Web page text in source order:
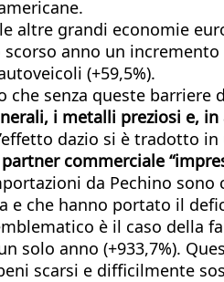
altre grandi economie
scorso anno un
(+59,5%).
senza queste barriere
i metalli preziosi e,
dazio si è tradotto
commerciale
da Pechino sono
che hanno portato il
è il caso della
solo anno (+933,7%).
scarsi e difficilmente